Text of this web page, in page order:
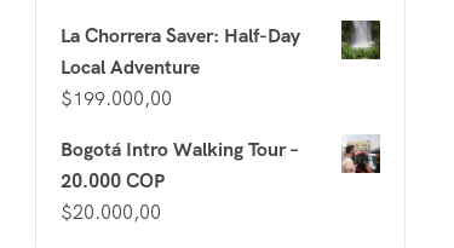
La Chorrera Saver: Half-Day
Local Adventure
$199.000,00
Bogotá Intro Walking Tour –
20.000 COP
$20.000,00